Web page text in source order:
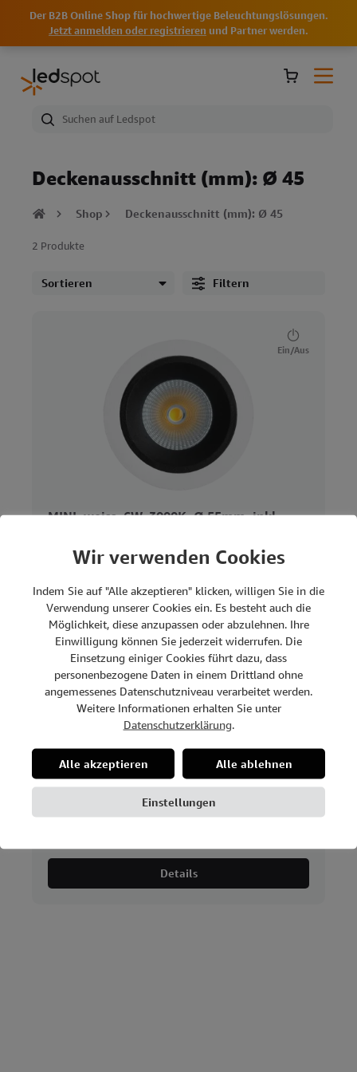
Der B2B Online Shop für hochwertige Beleuchtungslösungen.
Jetzt anmelden oder registrieren und Partner werden.
Deckenausschnitt (mm): Ø 45
Shop Deckenausschnitt (mm): Ø 45
2 Produkte
Filtern
Ein/Aus
MINI, weiss, 6W, 3000K, Ø 55mm, inkl.
Details
Ein/Aus
MINI, schwarz, 6W, 3000K, Ø 55mm, inkl.
Details
Wir verwenden Cookies
Indem Sie auf "Alle akzeptieren" klicken, willigen Sie in die
Verwendung unserer Cookies ein. Es besteht auch die
Möglichkeit, diese anzupassen oder abzulehnen. Ihre
Einwilligung können Sie jederzeit widerrufen. Die
Einsetzung einiger Cookies führt dazu, dass
personenbezogene Daten in einem Drittland ohne
angemessenes Datenschutzniveau verarbeitet werden.
Weitere Informationen erhalten Sie unter
Datenschutzerklärung.
Alle akzeptieren Alle ablehnen
Einstellungen